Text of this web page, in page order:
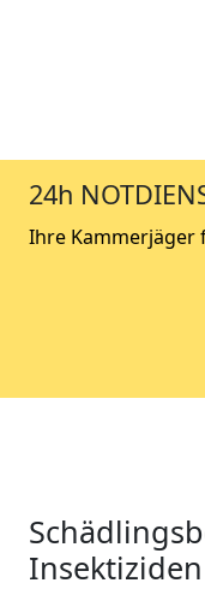
24h
Ihre Kammerjäger